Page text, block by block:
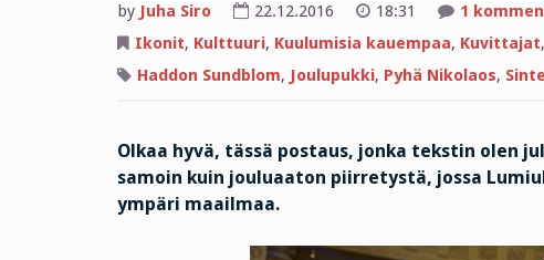
by Juha Siro 22.12.2016 18:31 1
Ikonit, Kulttuuri, Kuulumisia kauempaa, Kuvittajat,
Haddon Sundblom, Joulupukki, Pyhä Nikolaos,
Olkaa hyvä, tässä postaus, jonka tekstin olen
samoin kuin jouluaaton piirretystä, jossa
ympäri maailmaa.